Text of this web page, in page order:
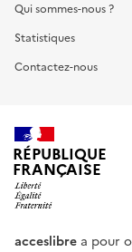
Qui sommes-nous ?
Statistiques
Contactez-nous
RÉPUBLIQUE
FRANÇAISE
acceslibre a pour